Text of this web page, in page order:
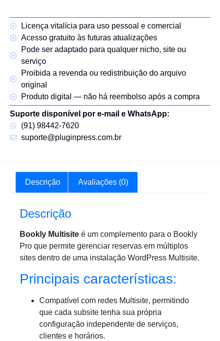
Licença vitalícia para uso pessoal e comercial
Acesso gratuito às futuras atualizações
Pode ser adaptado para qualquer nicho, site ou
serviço
Proibida a revenda ou redistribuição do arquivo
original
Produto digital — não há reembolso após a compra
Suporte disponível por e-mail e WhatsApp:
(91) 98442-7620
suporte@pluginpress.com.br
Descrição Avaliações (0)
Descrição
Bookly Multisite é um complemento para o Bookly
Pro que permite gerenciar reservas em múltiplos
sites dentro de uma instalação WordPress Multisite.
Principais características:
Compatível com redes Multisite, permitindo
que cada subsite tenha sua própria
configuração independente de serviços,
clientes e horários.